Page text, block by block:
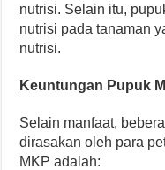
nutrisi. Selain itu,
nutrisi pada tanaman
nutrisi.
Keuntungan Pupuk
Selain manfaat,
dirasakan oleh para
MKP adalah: